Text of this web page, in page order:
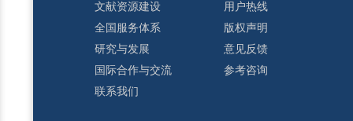
文献资源建设
全国服务体系
研究与发展
国际合作与交流
联系我们
用户热线
版权声明
意见反馈
参考咨询